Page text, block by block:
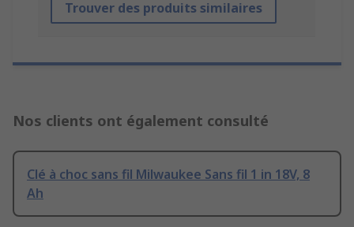
Trouver des produits similaires
Nos clients ont également consulté
Clé à choc sans fil Milwaukee Sans fil 1 in 18V, 8
Ah